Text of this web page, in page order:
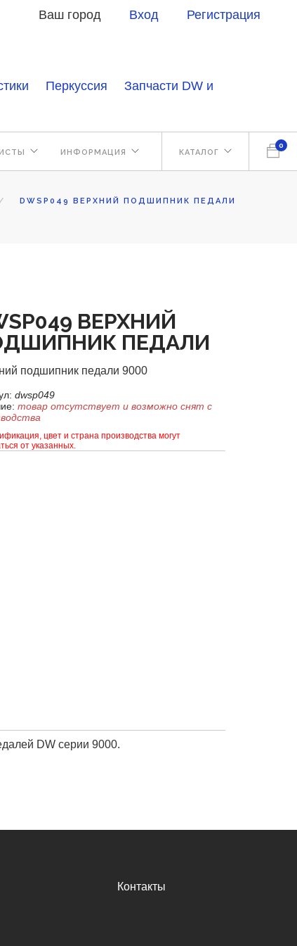
Ваш город Вход Регистрация
Перкуссия Запчасти DW и
ИНФОРМАЦИЯ КАТАЛОГ
0
DWSP049 ВЕРХНИЙ ПОДШИПНИК ПЕДАЛИ
ВЕРХНИЙ
ПЕДАЛИ
подшипник педали 9000
dwsp049
товар отсутствует и возможно снят с
цвет и страна производства могут
от указанных.
DW серии 9000.
Контакты